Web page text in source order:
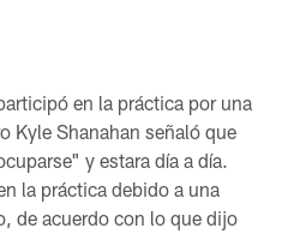
en la práctica por una
Kyle Shanahan señaló que
y estara día a día.
la práctica debido a una
de acuerdo con lo que dijo